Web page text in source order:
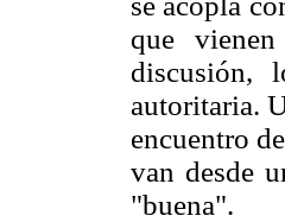
que
discusión,
autoritaria.
encuentro
van desde
"buena".